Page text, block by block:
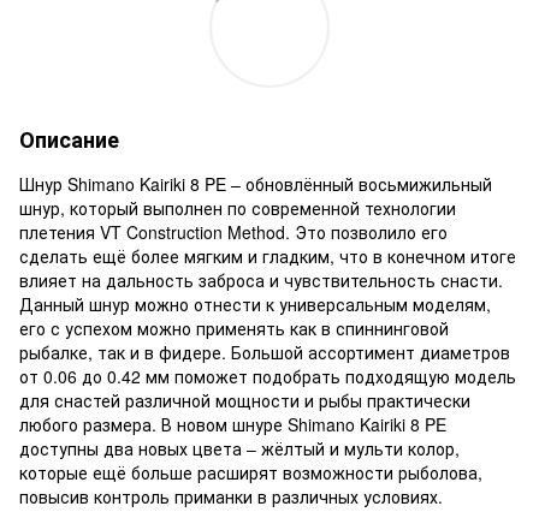
Описание
Шнур Shimano Kairiki 8 PE – обновлённый восьмижильный
шнур, который выполнен по современной технологии
плетения VT Construction Method. Это позволило его
сделать ещё более мягким и гладким, что в конечном итоге
влияет на дальность заброса и чувствительность снасти.
Данный шнур можно отнести к универсальным моделям,
его с успехом можно применять как в спиннинговой
рыбалке, так и в фидере. Большой ассортимент диаметров
от 0.06 до 0.42 мм поможет подобрать подходящую модель
для снастей различной мощности и рыбы практически
любого размера. В новом шнуре Shimano Kairiki 8 PE
доступны два новых цвета – жёлтый и мульти колор,
которые ещё больше расширят возможности рыболова,
повысив контроль приманки в различных условиях.